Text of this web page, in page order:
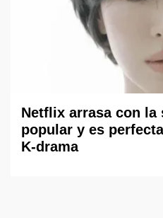
Netflix arrasa con la
popular y es
K-drama